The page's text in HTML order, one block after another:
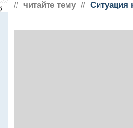
// читайте тему // Ситуация